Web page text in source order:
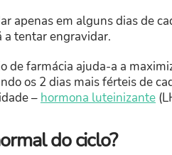
apenas em alguns dias de
a tentar engravidar.
de farmácia ajuda-a a
os 2 dias mais férteis de
– hormona luteinizante
do ciclo?